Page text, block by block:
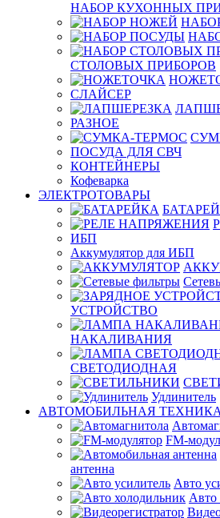
НАБОР КУХОННЫХ
СТОЛОВЫХ ПРИБОРОВ
СЛАЙСЕР
РАЗНОЕ
ПОСУДА ДЛЯ СВЧ
КОНТЕЙНЕРЫ
Кофеварка
ЭЛЕКТРОТОВАРЫ
ИБП
Аккумулятор для ИБП
УСТРОЙСТВО
НАКАЛИВАНИЯ
СВЕТОДИОДНАЯ
Удлинитель
АВТОМОБИЛЬНАЯ ТЕХНИКА
FM-
антенна
Авто
Авто